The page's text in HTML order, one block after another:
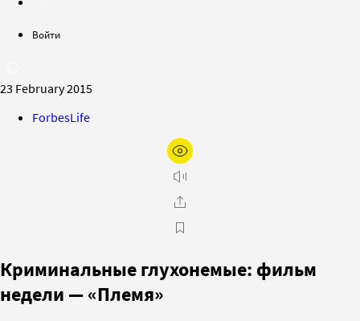
Войти
23 February 2015
ForbesLife
Криминальные глухонемые: фильм
недели — «Племя»